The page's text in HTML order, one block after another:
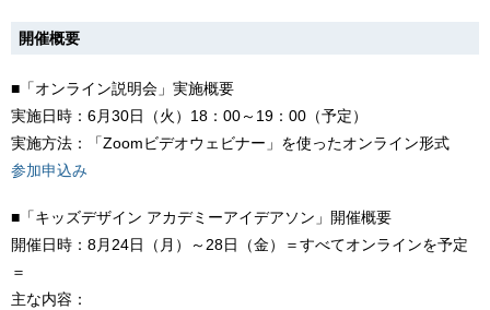
開催概要
■「オンライン説明会」実施概要
実施日時：6月30日（火）18：00～19：00（予定）
実施方法：「Zoomビデオウェビナー」を使ったオンライン形式
参加申込み
■「キッズデザイン アカデミーアイデアソン」開催概要
開催日時：8月24日（月）～28日（金）＝すべてオンラインを予定
＝
主な内容：